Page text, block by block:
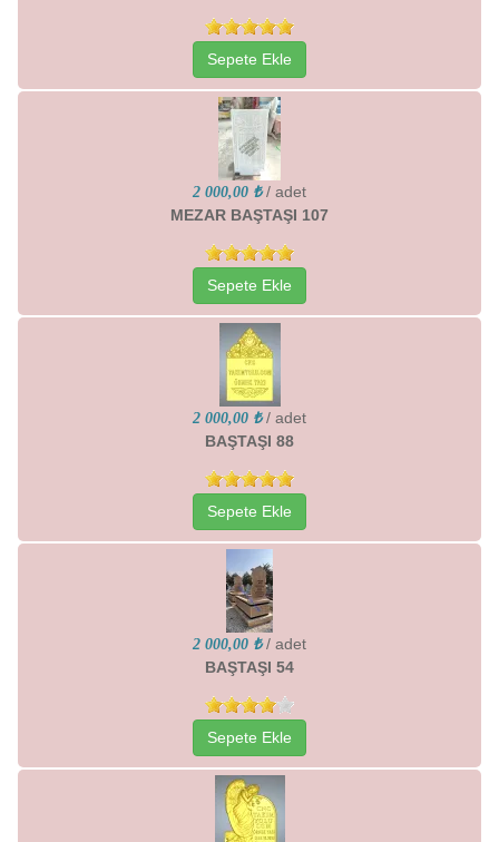
Sepete Ekle
2 000,00 ₺ / adet
MEZAR BAŞTAŞI 107
Sepete Ekle
2 000,00 ₺ / adet
BAŞTAŞI 88
Sepete Ekle
2 000,00 ₺ / adet
BAŞTAŞI 54
Sepete Ekle